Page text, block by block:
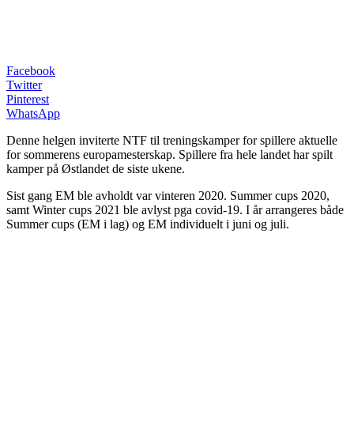
Facebook
Twitter
Pinterest
WhatsApp
Denne helgen inviterte NTF til treningskamper for spillere aktuelle
for sommerens europamesterskap. Spillere fra hele landet har spilt
kamper på Østlandet de siste ukene.
Sist gang EM ble avholdt var vinteren 2020. Summer cups 2020,
samt Winter cups 2021 ble avlyst pga covid-19. I år arrangeres både
Summer cups (EM i lag) og EM individuelt i juni og juli.